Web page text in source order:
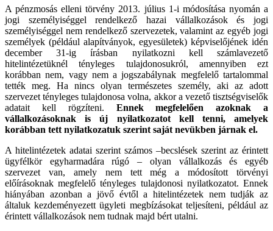
A pénzmosás elleni törvény 2013. július 1-i módosítása nyomán a
jogi személyiséggel rendelkező hazai vállalkozások és jogi
személyiséggel nem rendelkező szervezetek, valamint az egyéb jogi
személyek (például alapítványok, egyesületek) képviselőjének idén
december 31-ig írásban nyilatkozni kell számlavezető
hitelintézetüknél tényleges tulajdonosukról, amennyiben ezt
korábban nem, vagy nem a jogszabálynak megfelelő tartalommal
tették meg. Ha nincs olyan természetes személy, aki az adott
szervezet tényleges tulajdonosa volna, akkor a vezető tisztségviselők
adatait kell rögzíteni. Ennek megfelelően azoknak a
vállalkozásoknak is új nyilatkozatot kell tenni, amelyek
korábban tett nyilatkozatuk szerint saját nevükben járnak el.
A hitelintézetek adatai szerint számos –becslések szerint az érintett
ügyfélkör egyharmadára rúgó – olyan vállalkozás és egyéb
szervezet van, amely nem tett még a módosított törvényi
előírásoknak megfelelő tényleges tulajdonosi nyilatkozatot. Ennek
hiányában azonban a jövő évtől a hitelintézetek nem tudják az
általuk kezdeményezett ügyleti megbízásokat teljesíteni, például az
érintett vállalkozások nem tudnak majd bért utalni.